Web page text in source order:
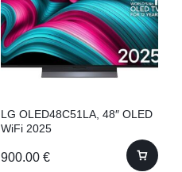
LG OLED48C51LA, 48″ OLED
WiFi 2025
900.00 €